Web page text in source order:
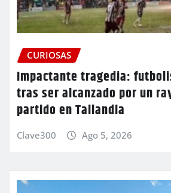
CURIOSAS
Impactante tragedia:
tras ser alcanzado por un
partido en Tailandia
Clave300 Ago 5, 2026